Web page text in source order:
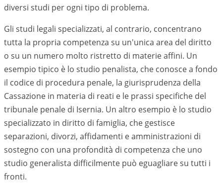
diversi studi per ogni tipo di problema.
Gli studi legali specializzati, al contrario, concentrano
tutta la propria competenza su un'unica area del diritto
o su un numero molto ristretto di materie affini. Un
esempio tipico è lo studio penalista, che conosce a fondo
il codice di procedura penale, la giurisprudenza della
Cassazione in materia di reati e le prassi specifiche del
tribunale penale di Isernia. Un altro esempio è lo studio
specializzato in diritto di famiglia, che gestisce
separazioni, divorzi, affidamenti e amministrazioni di
sostegno con una profondità di competenza che uno
studio generalista difficilmente può eguagliare su tutti i
fronti.